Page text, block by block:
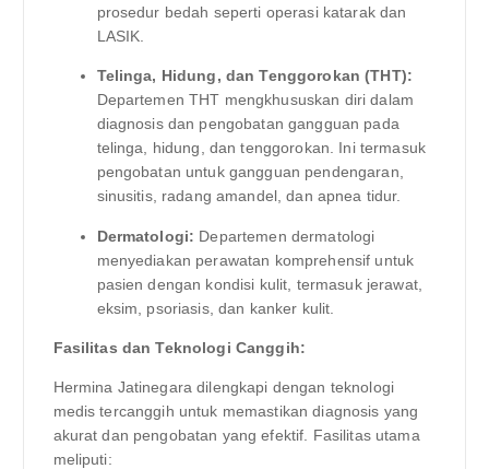
prosedur bedah seperti operasi katarak dan
LASIK.
Telinga, Hidung, dan Tenggorokan (THT):
Departemen THT mengkhususkan diri dalam
diagnosis dan pengobatan gangguan pada
telinga, hidung, dan tenggorokan. Ini termasuk
pengobatan untuk gangguan pendengaran,
sinusitis, radang amandel, dan apnea tidur.
Dermatologi: Departemen dermatologi
menyediakan perawatan komprehensif untuk
pasien dengan kondisi kulit, termasuk jerawat,
eksim, psoriasis, dan kanker kulit.
Fasilitas dan Teknologi Canggih:
Hermina Jatinegara dilengkapi dengan teknologi
medis tercanggih untuk memastikan diagnosis yang
akurat dan pengobatan yang efektif. Fasilitas utama
meliputi: